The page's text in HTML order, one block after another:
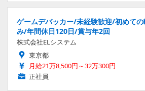
ゲームデバッカー/未経験歓迎/初めて
み/年間休日120日/賞与年2回
株式会社ELシステム
東京都
月給21万8,500円～32万300円
正社員